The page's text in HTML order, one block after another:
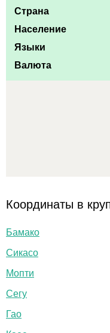
Страна
Население
Языки
Валюта
Координаты в
Бамако
Сикасо
Мопти
Сегу
Гао